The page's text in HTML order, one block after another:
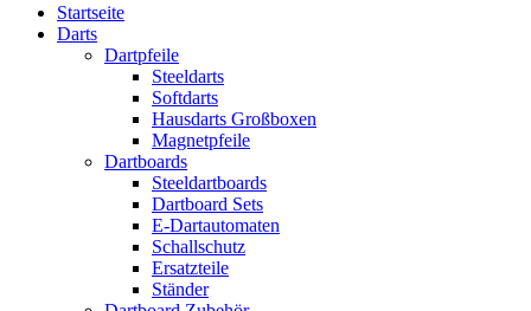
Startseite
Darts
Dartpfeile
Steeldarts
Softdarts
Hausdarts Großboxen
Magnetpfeile
Dartboards
Steeldartboards
Dartboard Sets
E-Dartautomaten
Schallschutz
Ersatzteile
Ständer